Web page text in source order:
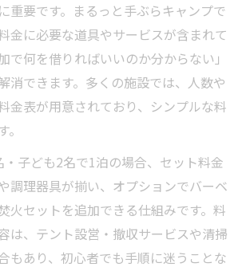
重要です。まるっと手ぶらキャンプで
金に必要な道具やサービスが含まれて
で何を借りればいいのか分からない」
消できます。多くの施設では、人数や
金表が用意されており、シンプルな料
子ども2名で1泊の場合、セット料金
調理器具が揃い、オプションでバーベ
火セットを追加できる仕組みです。料
は、テント設営・撤収サービスや清掃
もあり、初心者でも手順に迷うことな